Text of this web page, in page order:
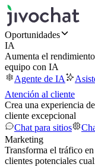
Oportunidades
IA
Aumenta el
equipo con IA
Agente de IA
Atención al cliente
Crea una experiencia
cliente excepcional
Chat para sitios
Marketing
Transforma el tráfico en
clientes potenciales